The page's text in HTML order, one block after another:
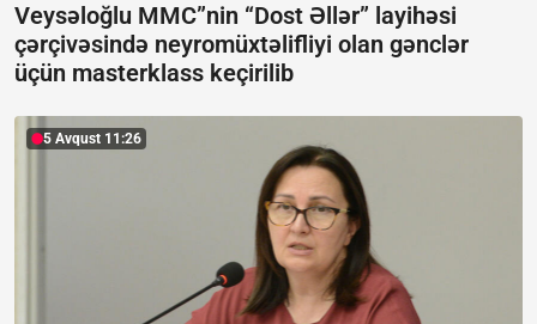
Veysəloğlu MMC”nin “Dost Əllər” layihəsi
çərçivəsində neyromüxtəlifliyi olan gənclər
üçün masterklass keçirilib
5 Avqust 11:26